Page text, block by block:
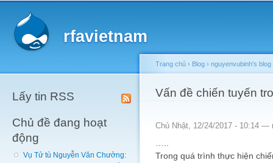
rfavietnam
Lấy tin RSS
Chủ đề đang hoạt
động
Vụ Tử tù Nguyễn Văn Chưởng:
You are here
Trang chủ › Blog › nguyenvubinh's blog
Vấn đề chiến tuyến
Chủ Nhật, 12/24/2017 - 10:14 —
Trong quá trình thực hiện